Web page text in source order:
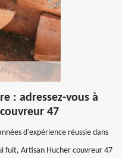
: adressez-vous à
47
d’expérience réussie dans
fuit, Artisan Hucher couvreur 47